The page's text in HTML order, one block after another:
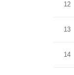
12
13
14